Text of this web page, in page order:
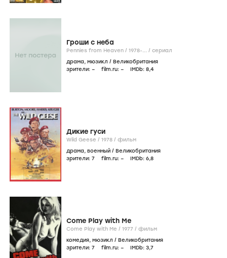
Гроши с неба
Pennies from Heaven / 1978-... / сериал
драма, мюзикл / Великобритания
зрители: – film.ru: – IMDb: 8,4
Дикие гуси
Wild Geese / 1978 / фильм
драма, военный / Великобритания
зрители: 7 film.ru: – IMDb: 6,8
Come Play with Me
Come Play with Me / 1977 / фильм
комедия, мюзикл / Великобритания
зрители: 7 film.ru: – IMDb: 3,7